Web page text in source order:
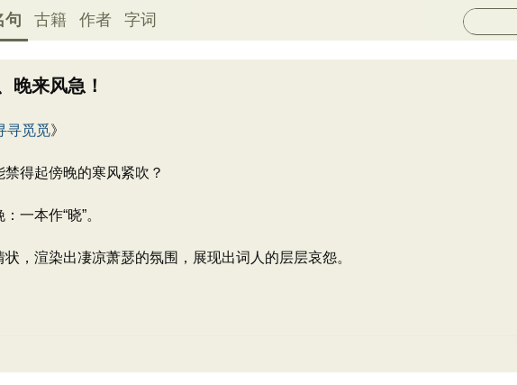
句 古籍 作者 字词
晚来风急！
寻觅觅》
得起傍晚的寒风紧吹？
一本作“晓”。
，渲染出凄凉萧瑟的氛围，展现出词人的层层哀怨。